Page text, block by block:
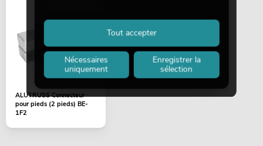
ALUTRUSS Connecteur
pour pieds (2 pieds) BE-
1F2
Nécessaires
uniquement
Enregistrer la
sélection
Tout accepter